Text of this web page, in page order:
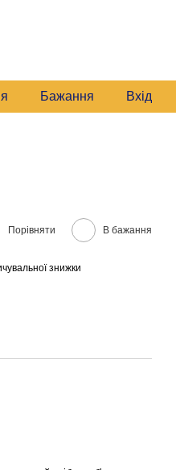
Бажання Вхід
Порівняти В бажання
знижки